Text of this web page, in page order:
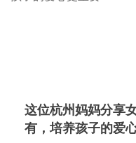
这位杭州妈妈分享
有，培养孩子的爱